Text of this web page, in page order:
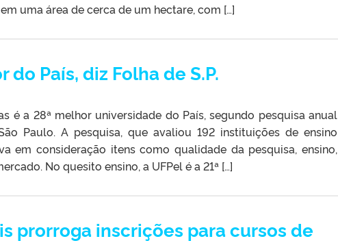
uma área de cerca de um hectare, com […]
do País, diz Folha de S.P.
é a 28ª melhor universidade do País, segundo pesquisa anual
Paulo. A pesquisa, que avaliou 192 instituições de ensino
em consideração itens como qualidade da pesquisa, ensino,
No quesito ensino, a UFPel é a 21ª […]
prorroga inscrições para cursos de